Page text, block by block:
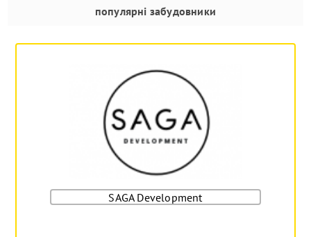
популярні забудовники
SAGA Development